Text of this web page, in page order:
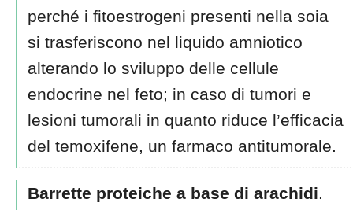
perché i fitoestrogeni presenti nella soia
si trasferiscono nel liquido amniotico
alterando lo sviluppo delle cellule
endocrine nel feto; in caso di tumori e
lesioni tumorali in quanto riduce l’efficacia
del temoxifene, un farmaco antitumorale.
Barrette proteiche a base di arachidi.